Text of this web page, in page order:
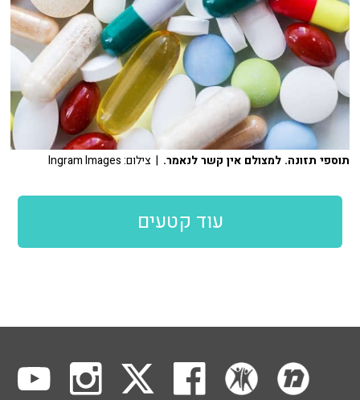
תוספי תזונה. למצולם אין קשר לנאמר. | צילום: Ingram Images
עוד קטעים